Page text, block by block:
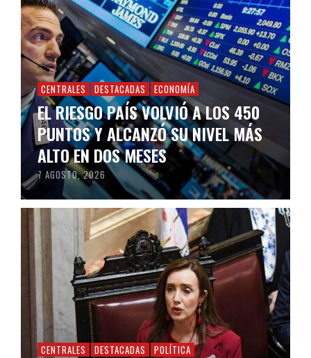
CENTRALES DESTACADAS ECONOMÍA
EL RIESGO PAÍS VOLVIÓ A LOS 450
PUNTOS Y ALCANZÓ SU NIVEL MÁS
ALTO EN DOS MESES
7 AGOSTO, 2026
CENTRALES DESTACADAS POLÍTICA